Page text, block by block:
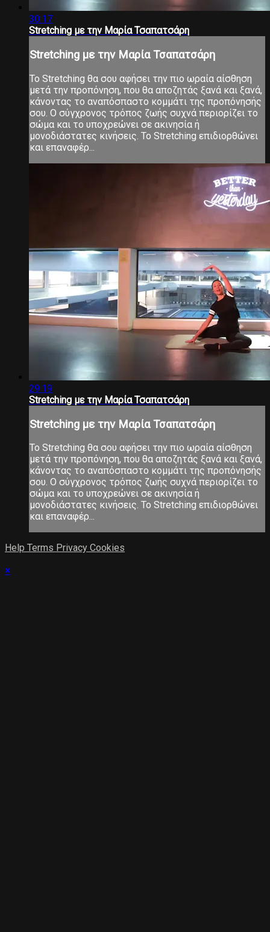
30:17
Stretching με την Μαρία Τσαπατσάρη
Stretching με την Μαρία Τσαπατσάρη
Το Stretching θα σου αφήσει την πιο ωραία αίσθηση
μετά την προπόνηση, που θα αποζητάς ξανά και ξανά,
κάνοντας το αναπόσπαστο κομμάτι της προπόνησής
σου. Ο σύγχρονος τρόπος ζωής συχνά περιορίζει το
σώμα και το υποχρεώνει σε ακινησία ή
μονοδιάστατες κινήσεις. Το Stretching επιδιορθώνει
και επαναφέρ...
29:19
Stretching με την Μαρία Τσαπατσάρη
Stretching με την Μαρία Τσαπατσάρη
Το Stretching θα σου αφήσει την πιο ωραία αίσθηση
μετά την προπόνηση, που θα αποζητάς ξανά και ξανά,
κάνοντας το αναπόσπαστο κομμάτι της προπόνησής
σου. Ο σύγχρονος τρόπος ζωής συχνά περιορίζει το
σώμα και το υποχρεώνει σε ακινησία ή
μονοδιάστατες κινήσεις. Το Stretching επιδιορθώνει
και επαναφέρ...
Help Terms Privacy Cookies
×